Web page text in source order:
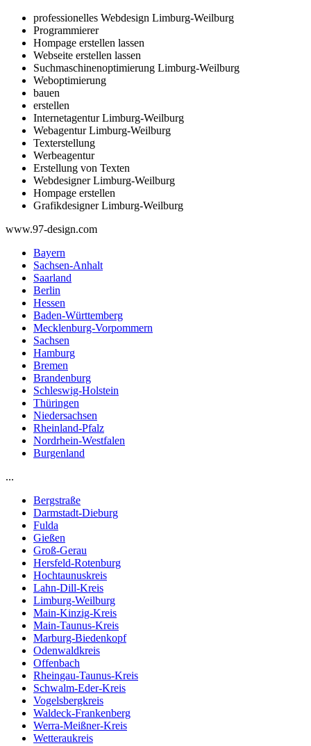
professionelles Webdesign Limburg-Weilburg
Programmierer
Hompage erstellen lassen
Webseite erstellen lassen
Suchmaschinenoptimierung Limburg-Weilburg
Weboptimierung
bauen
erstellen
Internetagentur Limburg-Weilburg
Webagentur Limburg-Weilburg
Texterstellung
Werbeagentur
Erstellung von Texten
Webdesigner Limburg-Weilburg
Hompage erstellen
Grafikdesigner Limburg-Weilburg
www.97-design.com
Bayern
Sachsen-Anhalt
Saarland
Berlin
Hessen
Baden-Württemberg
Mecklenburg-Vorpommern
Sachsen
Hamburg
Bremen
Brandenburg
Schleswig-Holstein
Thüringen
Niedersachsen
Rheinland-Pfalz
Nordrhein-Westfalen
Burgenland
...
Bergstraße
Darmstadt-Dieburg
Fulda
Gießen
Groß-Gerau
Hersfeld-Rotenburg
Hochtaunuskreis
Lahn-Dill-Kreis
Limburg-Weilburg
Main-Kinzig-Kreis
Main-Taunus-Kreis
Marburg-Biedenkopf
Odenwaldkreis
Offenbach
Rheingau-Taunus-Kreis
Schwalm-Eder-Kreis
Vogelsbergkreis
Waldeck-Frankenberg
Werra-Meißner-Kreis
Wetteraukreis